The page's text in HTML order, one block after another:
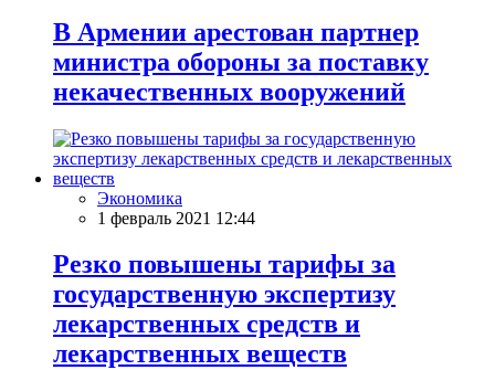
В Армении арестован партнер
министра обороны за поставку
некачественных вооружений
Экономика
1 февраль 2021 12:44
Резко повышены тарифы за
государственную экспертизу
лекарственных средств и
лекарственных веществ